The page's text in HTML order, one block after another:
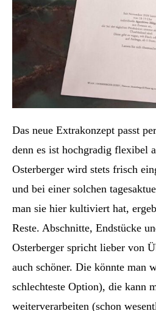
Das neue Extrakonzept passt
denn es ist hochgradig flexibel
Osterberger wird stets frisch
und bei einer solchen
man sie hier kultiviert hat,
Reste. Abschnitte, Endstücke
Osterberger spricht lieber von
auch schöner. Die könnte man
schlechteste Option), die kann
weiterverarbeiten (schon